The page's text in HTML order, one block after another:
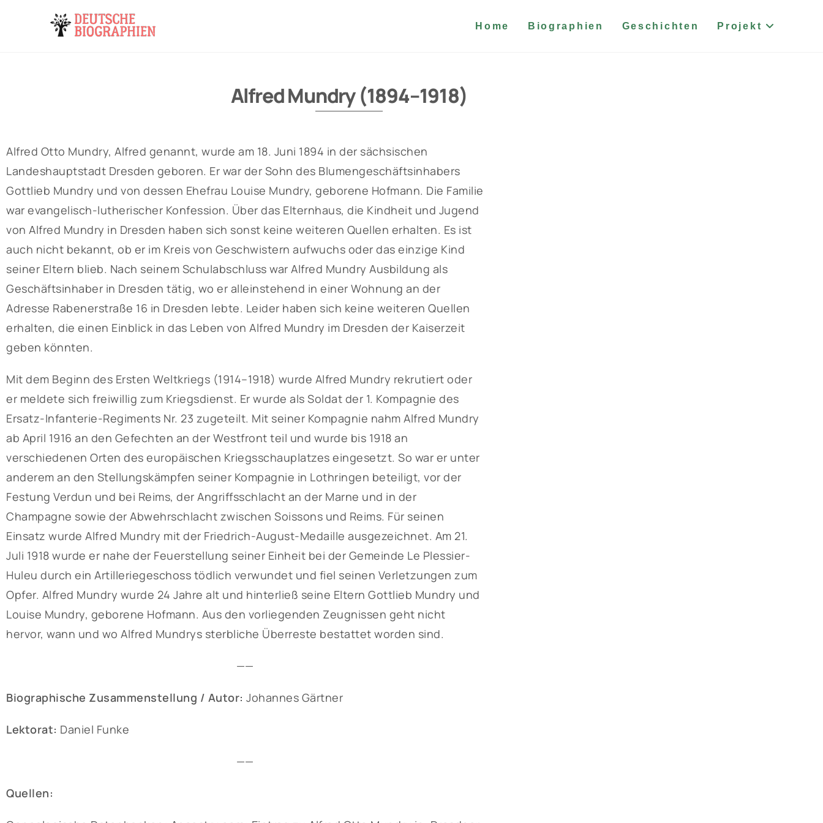
Home Biographien Geschichten Projekt
Alfred Mundry (1894–1918)
Alfred Otto Mundry, Alfred genannt, wurde am 18. Juni 1894 in der sächsischen
Landeshauptstadt Dresden geboren. Er war der Sohn des Blumengeschäftsinhabers
Gottlieb Mundry und von dessen Ehefrau Louise Mundry, geborene Hofmann. Die Familie
war evangelisch-lutherischer Konfession. Über das Elternhaus, die Kindheit und Jugend
von Alfred Mundry in Dresden haben sich sonst keine weiteren Quellen erhalten. Es ist
auch nicht bekannt, ob er im Kreis von Geschwistern aufwuchs oder das einzige Kind
seiner Eltern blieb. Nach seinem Schulabschluss war Alfred Mundry Ausbildung als
Geschäftsinhaber in Dresden tätig, wo er alleinstehend in einer Wohnung an der
Adresse Rabenerstraße 16 in Dresden lebte. Leider haben sich keine weiteren Quellen
erhalten, die einen Einblick in das Leben von Alfred Mundry im Dresden der Kaiserzeit
geben könnten.
Mit dem Beginn des Ersten Weltkriegs (1914–1918) wurde Alfred Mundry rekrutiert oder
er meldete sich freiwillig zum Kriegsdienst. Er wurde als Soldat der 1. Kompagnie des
Ersatz-Infanterie-Regiments Nr. 23 zugeteilt. Mit seiner Kompagnie nahm Alfred Mundry
ab April 1916 an den Gefechten an der Westfront teil und wurde bis 1918 an
verschiedenen Orten des europäischen Kriegsschauplatzes eingesetzt. So war er unter
anderem an den Stellungskämpfen seiner Kompagnie in Lothringen beteiligt, vor der
Festung Verdun und bei Reims, der Angriffsschlacht an der Marne und in der
Champagne sowie der Abwehrschlacht zwischen Soissons und Reims. Für seinen
Einsatz wurde Alfred Mundry mit der Friedrich-August-Medaille ausgezeichnet. Am 21.
Juli 1918 wurde er nahe der Feuerstellung seiner Einheit bei der Gemeinde Le Plessier-
Huleu durch ein Artilleriegeschoss tödlich verwundet und fiel seinen Verletzungen zum
Opfer. Alfred Mundry wurde 24 Jahre alt und hinterließ seine Eltern Gottlieb Mundry und
Louise Mundry, geborene Hofmann. Aus den vorliegenden Zeugnissen geht nicht
hervor, wann und wo Alfred Mundrys sterbliche Überreste bestattet worden sind.
——
Biographische Zusammenstellung / Autor: Johannes Gärtner
Lektorat: Daniel Funke
——
Quellen: